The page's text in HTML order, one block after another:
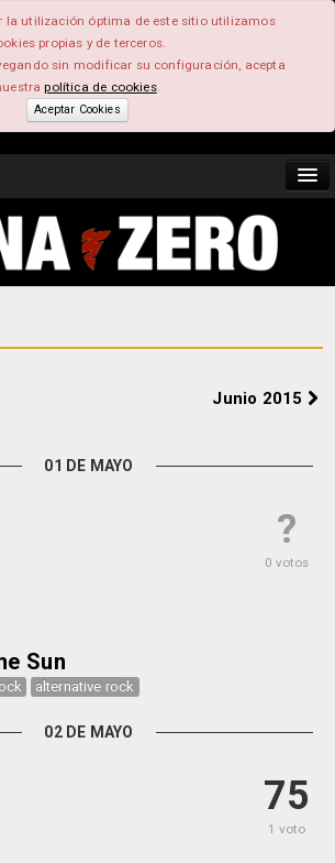
la utilización óptima de este sitio utilizamos
propias y de terceros.
sin modificar su configuración, acepta
política de cookies.
Aceptar Cookies
Junio 2015
01 DE MAYO
?
0 votos
Sun
alternative rock
02 DE MAYO
75
1 voto